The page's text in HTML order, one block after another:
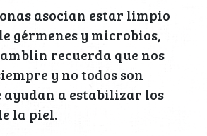
asocian estar limpio
gérmenes y microbios,
recuerda que nos
y no todos son
ayudan a estabilizar los
la piel.